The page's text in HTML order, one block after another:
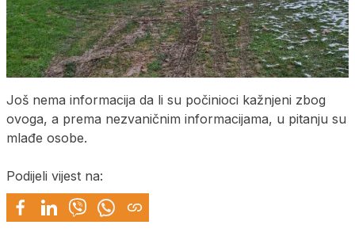
Još nema informacija da li su počinioci kažnjeni zbog
ovoga, a prema nezvaničnim informacijama, u pitanju su
mlađe osobe.
Podijeli vijest na: